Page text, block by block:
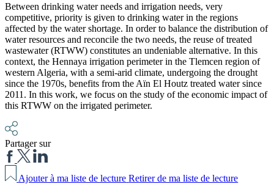
Between drinking water needs and irrigation needs, very
competitive, priority is given to drinking water in the regions
affected by the water shortage. In order to balance the distribution of
water resources and reconcile the two needs, the reuse of treated
wastewater (RTWW) constitutes an undeniable alternative. In this
context, the Hennaya irrigation perimeter in the Tlemcen region of
western Algeria, with a semi-arid climate, undergoing the drought
since the 1970s, benefits from the Aïn El Houtz treated water since
2011. In this work, we focus on the study of the economic impact of
this RTWW on the irrigated perimeter.
Partager sur
Ajouter à ma liste de lecture Retirer de ma liste de lecture